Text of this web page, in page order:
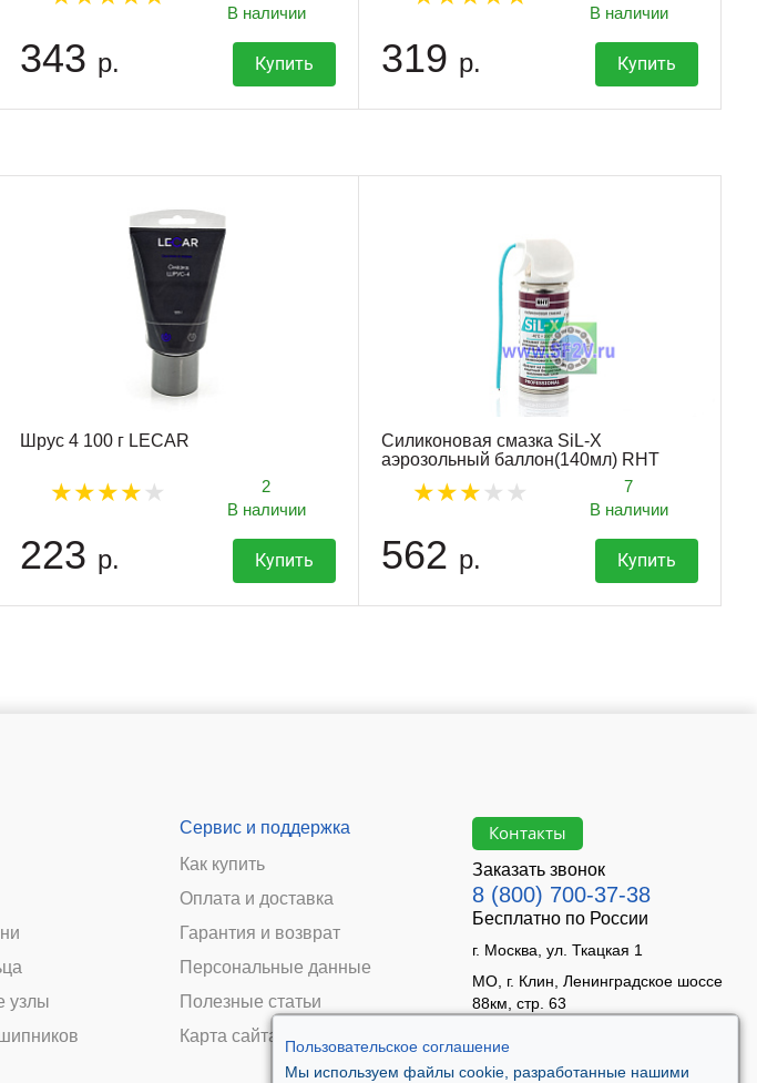
Пользовательское соглашение
Мы используем файлы cookie, разработанные нашими
В наличии
343 р. Купить
В наличии
319 р. Купить
Шрус 4 100 г LECAR
2
В наличии
223 р. Купить
Силиконовая смазка SiL-X
аэрозольный баллон(140мл) RHT
7
В наличии
562 р. Купить
узлы
Сервис и поддержка
Как купить
Оплата и доставка
Гарантия и возврат
Персональные данные
Полезные статьи
Карта сайта
Контакты
Заказать звонок
8 (800) 700-37-38
Бесплатно по России
г. Москва, ул. Ткацкая 1
МО, г. Клин, Ленинградское шоссе
88км, стр. 63